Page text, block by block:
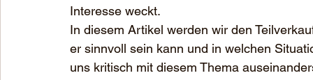
Interesse weckt.
In diesem Artikel werden wir den
er sinnvoll sein kann und in welchen
uns kritisch mit diesem Thema